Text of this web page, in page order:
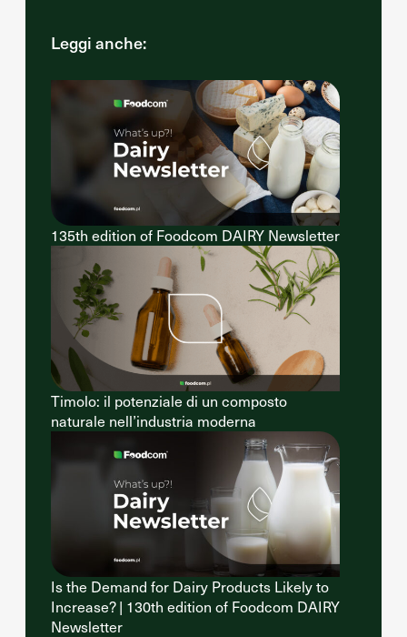
Leggi anche:
135th edition of Foodcom DAIRY Newsletter
Timolo: il potenziale di un composto
naturale nell’industria moderna
Is the Demand for Dairy Products Likely to
Increase? | 130th edition of Foodcom DAIRY
Newsletter